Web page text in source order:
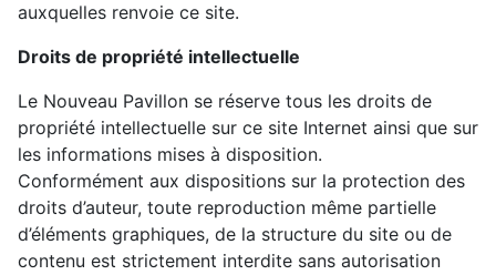
auxquelles renvoie ce site.
Droits de propriété intellectuelle
Le Nouveau Pavillon se réserve tous les droits de
propriété intellectuelle sur ce site Internet ainsi que sur
les informations mises à disposition.
Conformément aux dispositions sur la protection des
droits d’auteur, toute reproduction même partielle
d’éléments graphiques, de la structure du site ou de
contenu est strictement interdite sans autorisation